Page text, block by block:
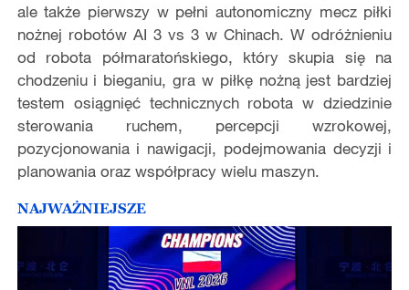
ale także pierwszy w pełni autonomiczny mecz piłki
nożnej robotów AI 3 vs 3 w Chinach. W odróżnieniu
od robota półmaratońskiego, który skupia się na
chodzeniu i bieganiu, gra w piłkę nożną jest bardziej
testem osiągnięć technicznych robota w dziedzinie
sterowania ruchem, percepcji wzrokowej,
pozycjonowania i nawigacji, podejmowania decyzji i
planowania oraz współpracy wielu maszyn.
NAJWAŻNIEJSZE